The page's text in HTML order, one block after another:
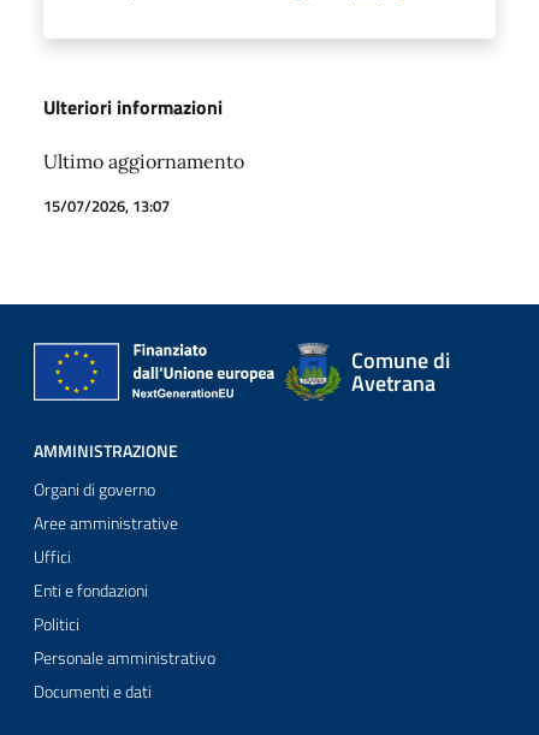
Ulteriori informazioni
Ultimo aggiornamento
15/07/2026, 13:07
Comune di
Avetrana
AMMINISTRAZIONE
Organi di governo
Aree amministrative
Uffici
Enti e fondazioni
Politici
Personale amministrativo
Documenti e dati